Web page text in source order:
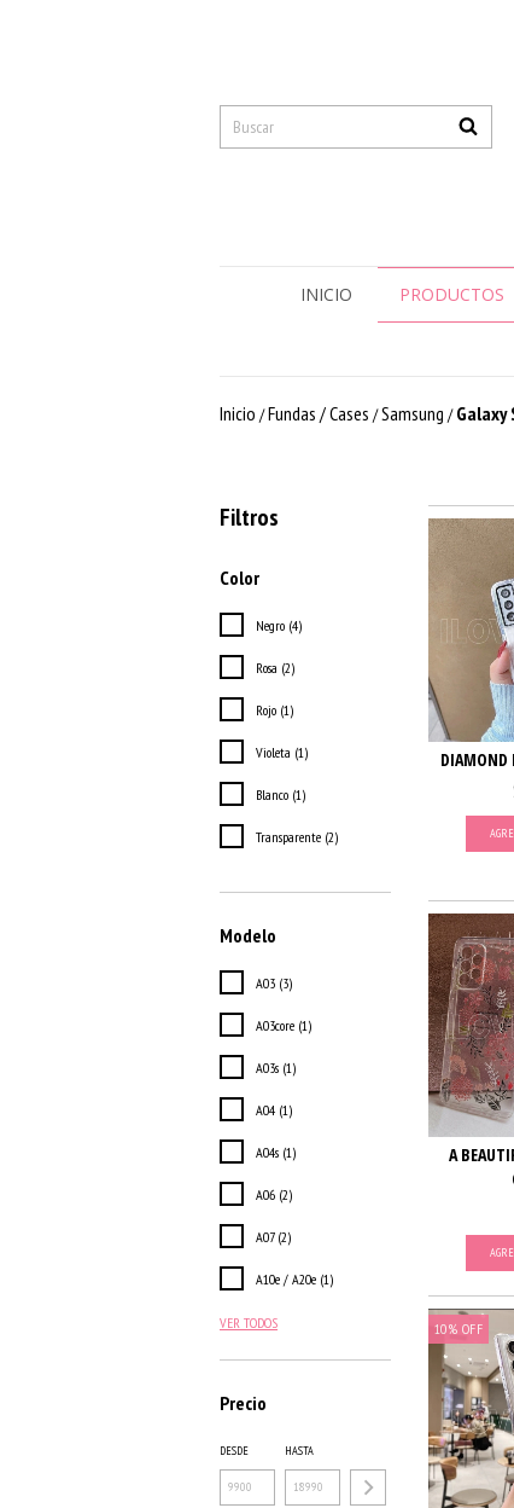
INICIO PRODUCTOS
Inicio /Fundas / Cases /Samsung / Galaxy
Filtros
Color
Negro (4)
Rosa (2)
Rojo (1)
Violeta (1)
Blanco (1)
Transparente (2)
Modelo
A03 (3)
A03core (1)
A03s (1)
A04 (1)
A04s (1)
A06 (2)
A07 (2)
A10e / A20e (1)
VER TODOS
Precio
DESDE HASTA
DIAMOND
A
10% OFF